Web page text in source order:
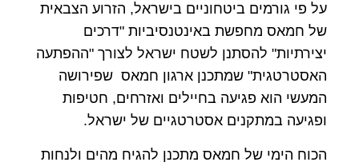
על פי גורמים ביטחוניים בישראל, הזרוע הצבאית
של חמאס מחפשת באינטנסיביות "דרכים
יצירתיות" להסתנן לשטח ישראל לצורך "ההפתעה
האסטרטגית" שמתכנן ארגון חמאס שפירושה
המעשי הוא פגיעה בחיילים ואזרחים, חטיפות
ופגיעה במתקנים אסטרטגיים של ישראל.
הכוח הימי של חמאס מתכנן להגיח מהים ולנחות